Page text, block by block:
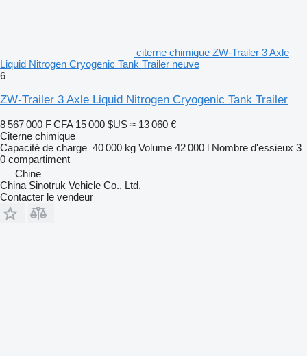
citerne chimique ZW-Trailer 3 Axle
Liquid Nitrogen Cryogenic Tank Trailer neuve
6
ZW-Trailer 3 Axle Liquid Nitrogen Cryogenic Tank Trailer
8 567 000 F CFA 15 000 $US ≈ 13 060 €
Citerne chimique
Capacité de charge 40 000 kg Volume 42 000 l Nombre d'essieux 3
0 compartiment
Chine
China Sinotruk Vehicle Co., Ltd.
Contacter le vendeur